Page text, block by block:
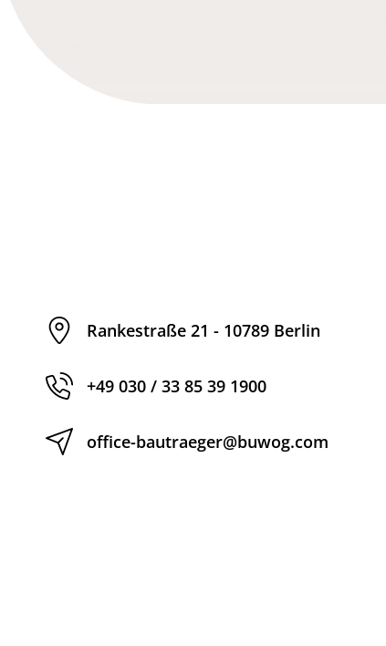
Rankestraße 21 - 10789 Berlin
+49 030 / 33 85 39 1900
office-bautraeger@buwog.com